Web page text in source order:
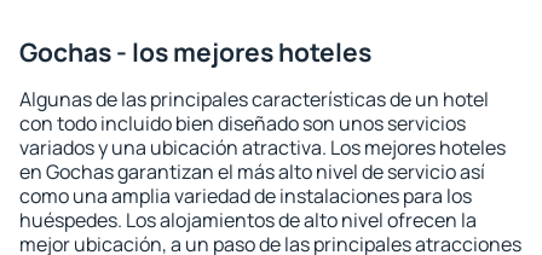
Gochas - los mejores hoteles
Algunas de las principales características de un hotel
con todo incluido bien diseñado son unos servicios
variados y una ubicación atractiva. Los mejores hoteles
en Gochas garantizan el más alto nivel de servicio así
como una amplia variedad de instalaciones para los
huéspedes. Los alojamientos de alto nivel ofrecen la
mejor ubicación, a un paso de las principales atracciones